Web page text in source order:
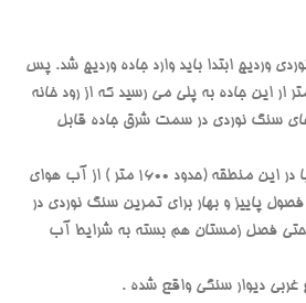
وردیج ابتدا باید وارد جاده وردیج شد. پس
حدود 3 کیلومتر ار این جاده به پلی می رسید که از رود خانه
سنگ نوردی در سمت شرق جاده قابل
با توجه به ارتفاع از سطح دریا در این منطقه (حدود 1600 متر ) از آب هوای
پاییز و بهار برای تمرین سنگ نوردی در
فصل زمستان هم بسته به شرایط آب
دیوار سنگی واقع شده .